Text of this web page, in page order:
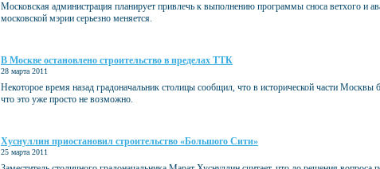
Московская администрация планирует привлечь к выполнению программы сноса ветхого и
московской мэрии серьезно меняется.
В Москве остановлено строительство в пределах ТТК
28 марта 2011
Некоторое время назад градоначальник столицы сообщил, что в исторической части Москвы
что это уже просто не возможно.
Хуснуллин приостановил строительство «Большого Сити»
25 марта 2011